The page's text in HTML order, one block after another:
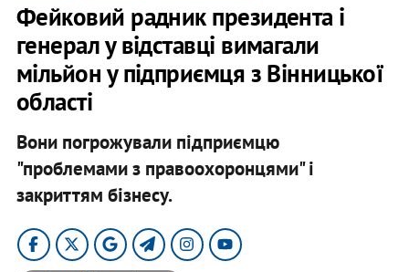
Фейковий радник президента і
генерал у відставці вимагали
мільйон у підприємця з Вінницької
області
Вони погрожували підприємцю
"проблемами з правоохоронцями" і
закриттям бізнесу.